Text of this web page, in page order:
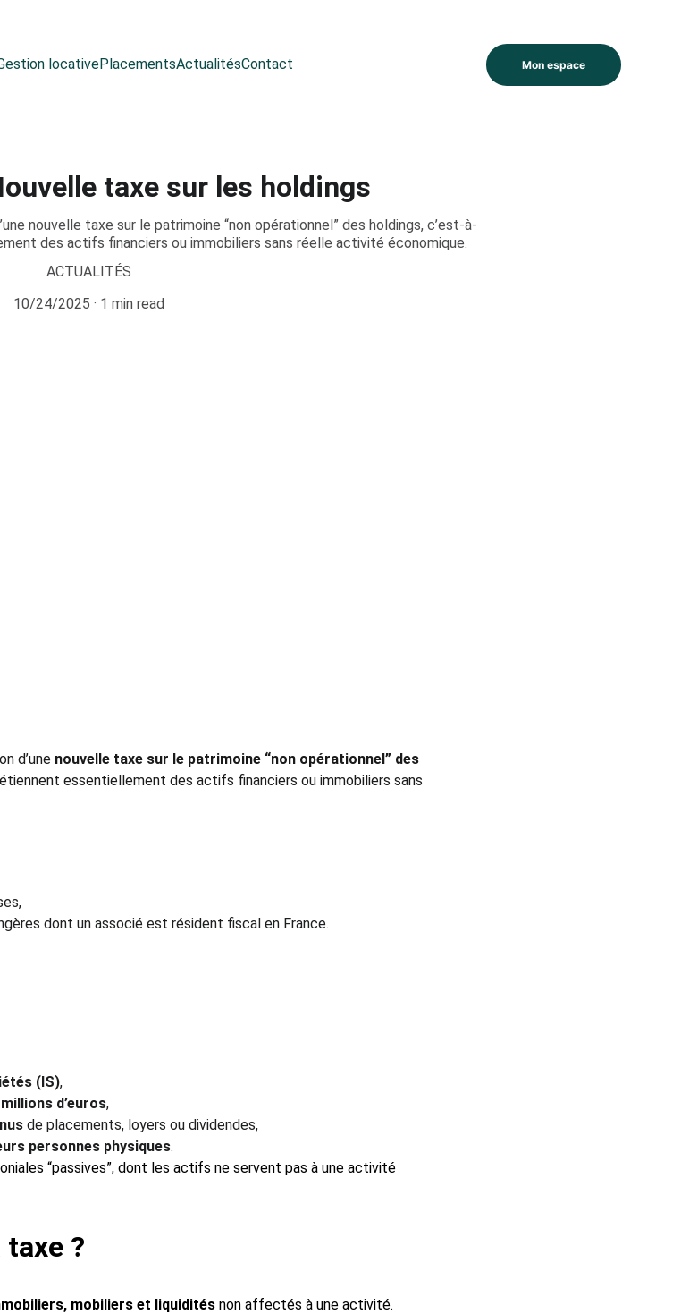
locativePlacementsActualitésContact Mon espace
taxe sur les holdings
nouvelle taxe sur le patrimoine “non opérationnel” des holdings, c’est-à-
des actifs financiers ou immobiliers sans réelle activité économique.
ACTUALITÉS
10/24/2025
1 min read
d’une nouvelle taxe sur le patrimoine “non opérationnel” des
essentiellement des actifs financiers ou immobiliers sans
dont un associé est résident fiscal en France.
(IS),
d’euros,
de placements, loyers ou dividendes,
personnes physiques.
“passives”, dont les actifs ne servent pas à une activité
?
mobiliers et liquidités non affectés à une activité.